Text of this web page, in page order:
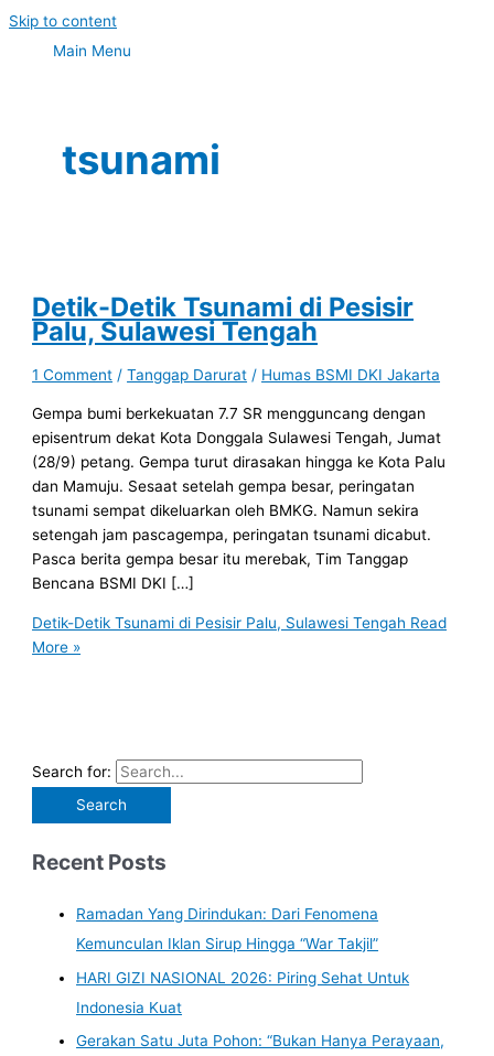
Skip to content
Main Menu
tsunami
Detik-Detik Tsunami di Pesisir
Palu, Sulawesi Tengah
1 Comment /Tanggap Darurat / Humas BSMI DKI Jakarta
Gempa bumi berkekuatan 7.7 SR mengguncang dengan
episentrum dekat Kota Donggala Sulawesi Tengah, Jumat
(28/9) petang. Gempa turut dirasakan hingga ke Kota Palu
dan Mamuju. Sesaat setelah gempa besar, peringatan
tsunami sempat dikeluarkan oleh BMKG. Namun sekira
setengah jam pascagempa, peringatan tsunami dicabut.
Pasca berita gempa besar itu merebak, Tim Tanggap
Bencana BSMI DKI […]
Detik-Detik Tsunami di Pesisir Palu, Sulawesi Tengah Read
More »
Search for:
Recent Posts
Ramadan Yang Dirindukan: Dari Fenomena
Kemunculan Iklan Sirup Hingga “War Takjil”
HARI GIZI NASIONAL 2026: Piring Sehat Untuk
Indonesia Kuat
Gerakan Satu Juta Pohon: “Bukan Hanya Perayaan,